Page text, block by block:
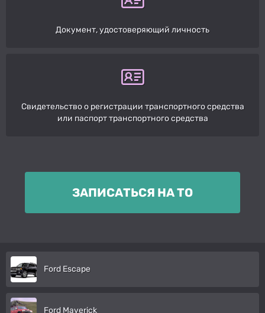
Документ, удостоверяющий личность
Свидетельство о регистрации транспортного средства
или паспорт транспортного средства
ЗАПИСАТЬСЯ НА ТО
Ford Escape
Ford Maverick